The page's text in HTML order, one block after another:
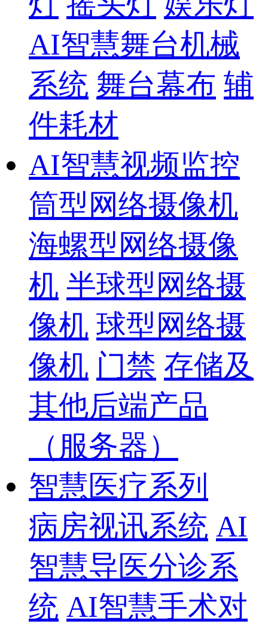
AI智慧舞台机械
系统 舞台幕布 辅
件耗材
AI智慧视频监控
筒型网络摄像机
海螺型网络摄像
机 半球型网络摄
像机 球型网络摄
像机 门禁 存储及
其他后端产品
（服务器）
智慧医疗系列
病房视讯系统 AI
智慧导医分诊系
统 AI智慧手术对